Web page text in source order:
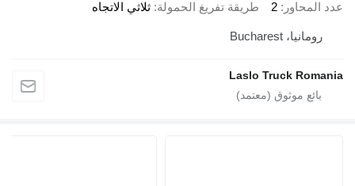
عدد المحاور
2 طريقة تفريغ الحمولة ثلاثي الاتجاه
رومانيا، Bucharest
Laslo Truck Romania